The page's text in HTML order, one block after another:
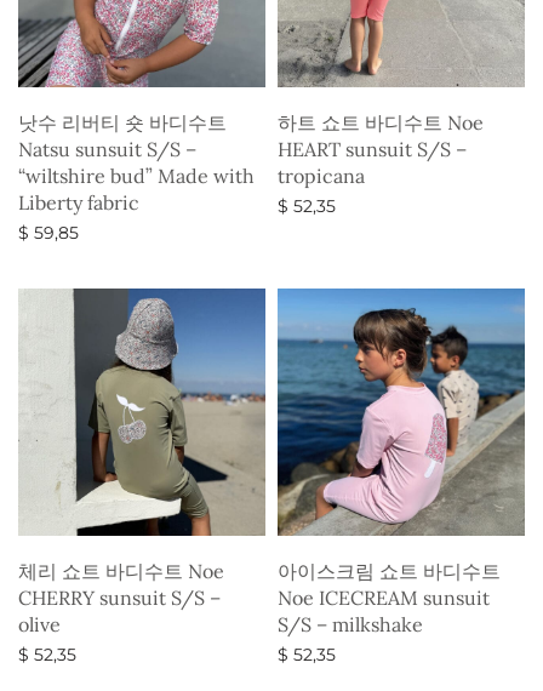
낫수 리버티 숏 바디수트
Natsu sunsuit S/S –
“wiltshire bud” Made with
Liberty fabric
$ 59,85
하트 쇼트 바디수트 Noe
HEART sunsuit S/S –
tropicana
$ 52,35
체리 쇼트 바디수트 Noe
CHERRY sunsuit S/S –
olive
$ 52,35
아이스크림 쇼트 바디수트
Noe ICECREAM sunsuit
S/S – milkshake
$ 52,35